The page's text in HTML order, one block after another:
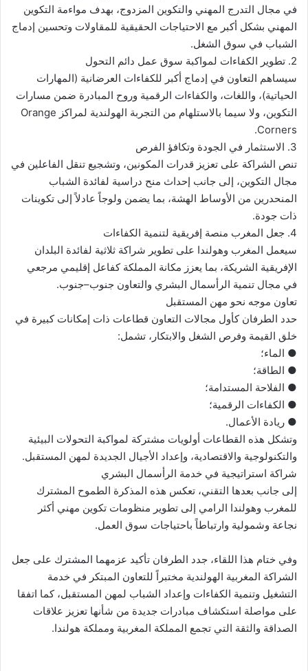
في مجال التدرج المهني والتكوين المزدوج، بهدف مواءمة التكوين
المهني بشكل أكبر مع الاحتياجات الحقيقية للمقاولات وتحسين إدماج
الشباب في سوق الشغل.
2. تطوير الكفاءات لمواكبة سوق عمل دائم التحول
سيساهم التعاون في إدماج أكبر للكفاءات العرضانية (المهارات
الحياتية)، واللغات، والكفاءات الرقمية وروح المبادرة ضمن مسارات
التكوين، ولا سيما بالاستلهام من التجربة الهولندية لمراكز Orange
Corners.
3. الاستثمار في الجودة وتكافؤ الفرص
تنص الشراكة على تعزيز قدرات المكونين، وتشجيع تنقل الفاعلين في
مجال التكوين، إلى جانب إحداث منح دراسية لفائدة الشباب
المنحدرين من الأوساط الهشة، بما يضمن ولوجاً عادلاً إلى تكوينات
ذات جودة.
4. جعل المغرب منصة إفريقية لتنمية الكفاءات
سيعمل المغرب وهولندا على تطوير شراكة ثلاثية لفائدة البلدان
الإفريقية الشريكة، بما يعزز مكانة المملكة كفاعل إقليمي مرجعي
في مجال تنمية الرأسمال البشري والتعاون جنوب–جنوب.
تعاون موجه نحو مهن المستقبل
حدد الطرفان كأول مجالات التعاون قطاعات ذات إمكانات كبيرة في
خلق القيمة وفرص الشغل والابتكار، تشمل:
● الماء؛
● الطاقة؛
● الفلاحة المستدامة؛
● الكفاءات الرقمية؛
● ريادة الأعمال.
وتشكل هذه القطاعات أولويات مشتركة لمواكبة التحولات البيئية
والتكنولوجية والاقتصادية، وإعداد الأجيال الجديدة لمهن المستقبل.
شراكة استراتيجية في خدمة الرأسمال البشري
إلى جانب بعدها التقني، تعكس هذه المذكرة الطموح المشترك
للمغرب وهولندا الرامي إلى تطوير منظومات تكوين مهني أكثر
نجاعة وشمولية وارتباطاً باحتياجات سوق العمل.
وفي ختام هذا اللقاء، جدد الطرفان تأكيد عزمهما المشترك على جعل
الشراكة المغربية الهولندية مختبراً للتعاون المبتكر في خدمة
التشغيل وتنمية الكفاءات وإعداد الشباب لمهن المستقبل، كما اتفقا
على مواصلة استكشاف مبادرات جديدة من شأنها تعزيز علاقات
الصداقة والثقة التي تجمع المملكة المغربية ومملكة هولندا.